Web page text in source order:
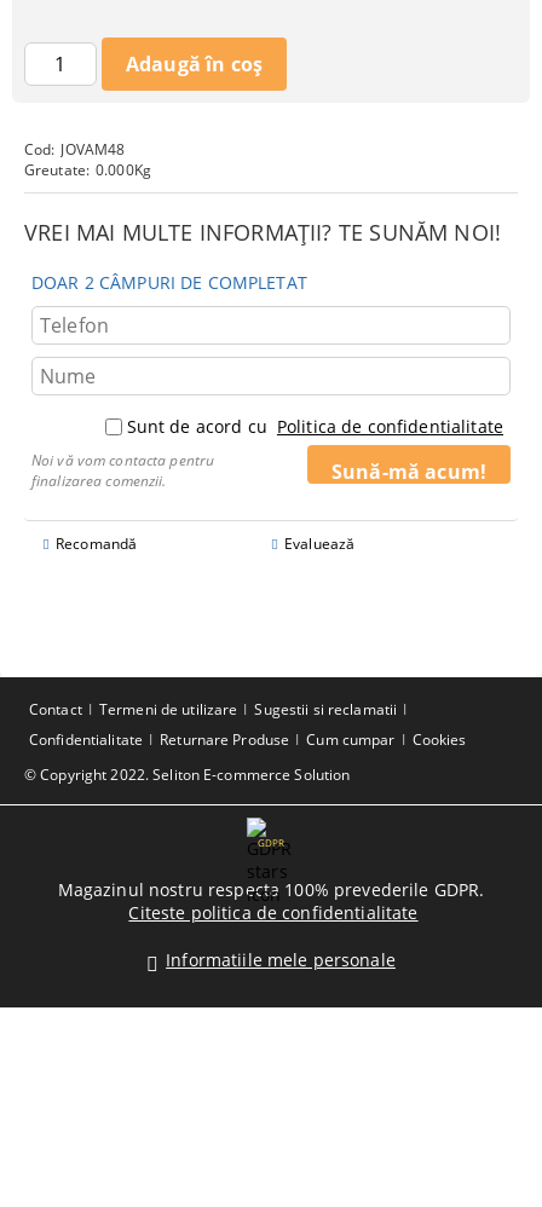
Cod: JOVAM48
Greutate: 0.000Kg
VREI MAI MULTE INFORMAȚII? TE SUNĂM NOI!
DOAR 2 CÂMPURI DE COMPLETAT
Sunt de acord cu Politica de confidentialitate
Noi vă vom contacta pentru
finalizarea comenzii.
Recomandă Evaluează
© Copyright 2022. Seliton E-commerce Solution
Contact Termeni de utilizare
Sugestii si reclamatii
Confidentialitate
Returnare Produse Cum cumpar Cookies
GDPR
Magazinul nostru respecta 100% prevederile GDPR.
Citeste politica de confidentialitate
Informatiile mele personale